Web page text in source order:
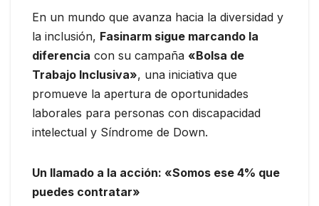
En un mundo que avanza hacia la diversidad y
la inclusión, Fasinarm sigue marcando la
diferencia con su campaña «Bolsa de
Trabajo Inclusiva», una iniciativa que
promueve la apertura de oportunidades
laborales para personas con discapacidad
intelectual y Síndrome de Down.
Un llamado a la acción: «Somos ese 4% que
puedes contratar»